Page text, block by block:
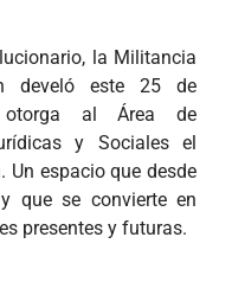
la Militancia
develó este 25 de
al Área de
y Sociales el
Un espacio que desde
que se convierte en
presentes y futuras.